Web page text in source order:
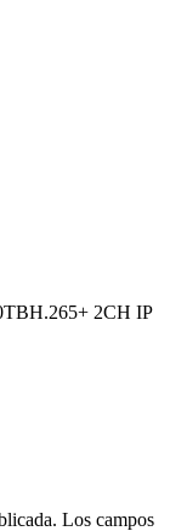
2CH IP
Los campos